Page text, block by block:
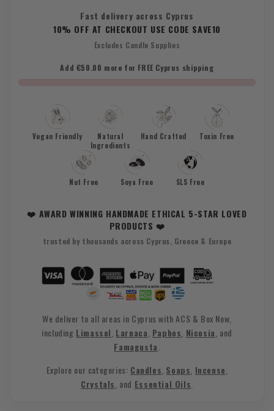
Fast delivery across Cyprus
10% OFF AT CHECKOUT USE CODE SAVE10
Excludes Candle Supplies
Add €50.00 more for FREE Cyprus shipping
Vegan Friendly
Natural
Ingredients
Hand Crafted Toxin Free
Nut Free Soya Free SLS Free
❤️ AWARD WINNING HANDMADE ETHICAL 5-STAR LOVED
PRODUCTS ❤️
trusted by thousands across Cyprus, Greece & Europe
We deliver to all areas in Cyprus with ACS & Box Now,
including Limassol, Larnaca, Paphos, Nicosia, and
Famagusta.
Explore our categories: Candles, Soaps, Incense,
Crystals, and Essential Oils.